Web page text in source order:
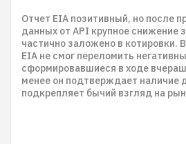
Отчет EIA позитивный, но после
данных от API крупное снижение
частично заложено в котировки.
EIA не смог переломить
сформировавшиеся в ходе
менее он подтверждает наличие
подкрепляет бычий взгляд на